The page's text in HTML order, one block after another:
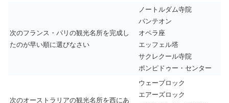
次のフランス・パリの観光名所を完成し
たのが早い順に選びなさい
ノートルダム寺院
パンテオン
オペラ座
エッフェル塔
サクレクール寺院
ポンピドゥー・センター
次のオーストラリアの観光名所を西にあ
ウェーブロック
エアーズロック